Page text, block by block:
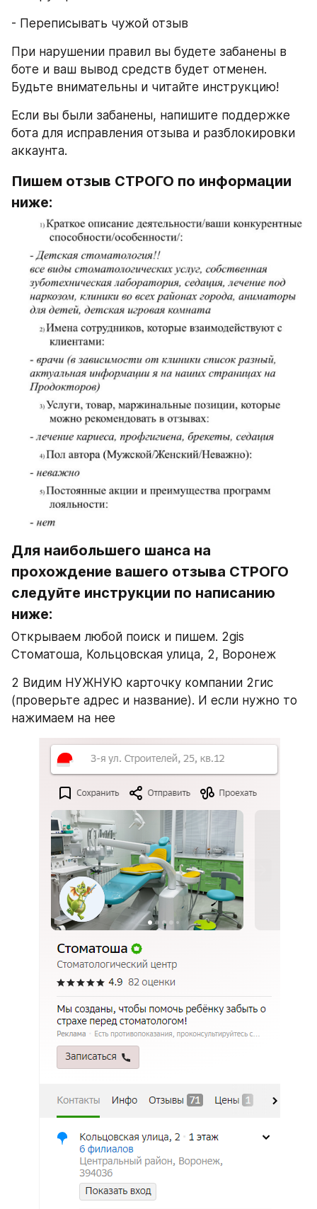
- Переписывать чужой отзыв
При нарушении правил вы будете забанены в
боте и ваш вывод средств будет отменен.
Будьте внимательны и читайте инструкцию!
Если вы были забанены, напишите поддержке
бота для исправления отзыва и разблокировки
аккаунта.
Пишем отзыв СТРОГО по информации
ниже:
Для наибольшего шанса на
прохождение вашего отзыва СТРОГО
следуйте инструкции по написанию
ниже:
Открываем любой поиск и пишем. 2gis
Стоматоша, ​​​Кольцовская улица, 2, Воронеж
2 Видим НУЖНУЮ карточку компании 2гис
(проверьте адрес и название). И если нужно то
нажимаем на нее